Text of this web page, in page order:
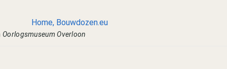
Oorlogsmuseum Overloon